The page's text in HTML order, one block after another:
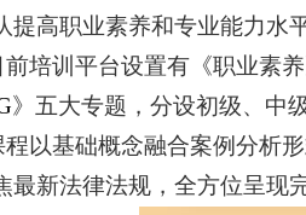
提高职业素养和专业能力水
前培训平台设置有《职业素养
》五大专题，分设初级、中
程以基础概念融合案例分析
最新法律法规，全方位呈现